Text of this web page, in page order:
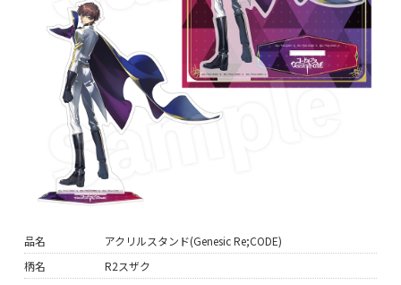
品名
アクリルスタンド(Genesic Re;CODE)
柄名
R2スザク